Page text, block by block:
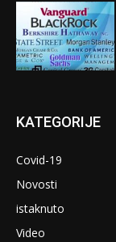
KATEGORIJE
Covid-19
Novosti
istaknuto
Video